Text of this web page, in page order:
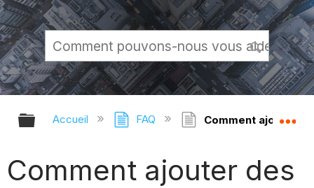
Développer/réduire la hiérarchie
Accueil FAQ Comment ajouter
Comment ajouter des